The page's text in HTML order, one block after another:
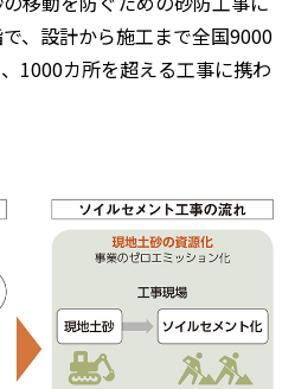
、設計から施工まで全国9000
1000カ所を超える工事に携わ